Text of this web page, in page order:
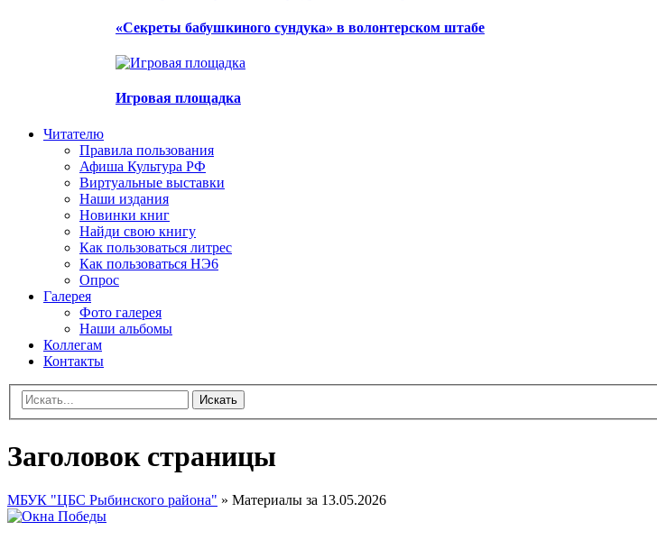
«Секреты бабушкиного сундука» в волонтерском штабе
Игровая площадка
Читателю
Правила пользования
Афиша Культура РФ
Виртуальные выставки
Наши издания
Новинки книг
Найди свою книгу
Как пользоваться литрес
Как пользоваться НЭ6
Опрос
Галерея
Фото галерея
Наши альбомы
Коллегам
Контакты
Искать
Заголовок страницы
МБУК "ЦБС Рыбинского района" » Материалы за 13.05.2026